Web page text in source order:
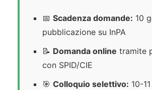
📅 Scadenza domande: 10
pubblicazione su InPA
📝 Domanda online tramite
con SPID/CIE
🎯 Colloquio selettivo: 10-